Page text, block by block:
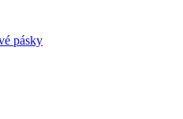
pásky